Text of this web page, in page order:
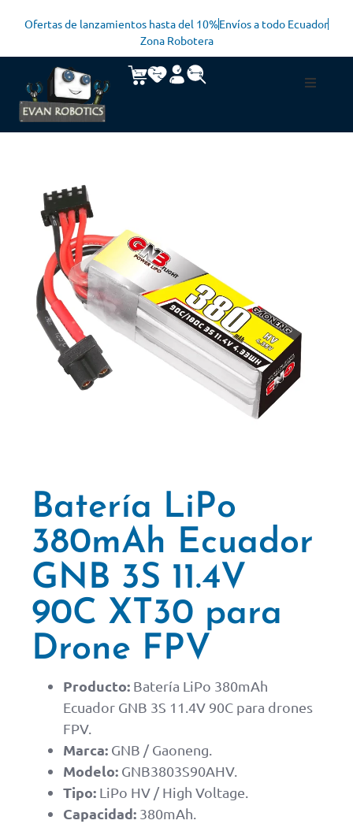
Ofertas de lanzamientos hasta del 10%Envíos a todo Ecuador
Zona Robotera
Batería LiPo
380mAh Ecuador
GNB 3S 11.4V
90C XT30 para
Drone FPV
Producto: Batería LiPo 380mAh
Ecuador GNB 3S 11.4V 90C para drones
FPV.
Marca: GNB / Gaoneng.
Modelo: GNB3803S90AHV.
Tipo: LiPo HV / High Voltage.
Capacidad: 380mAh.